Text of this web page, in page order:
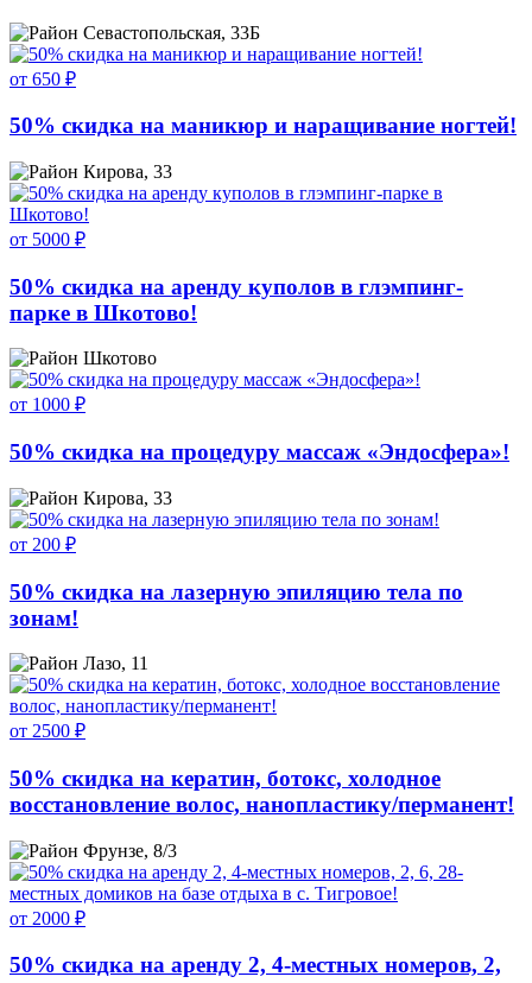
Севастопольская, 33Б
от 650 ₽
50% скидка на маникюр и наращивание ногтей!
Кирова, 33
от 5000 ₽
50% скидка на аренду куполов в глэмпинг-
парке в Шкотово!
Шкотово
от 1000 ₽
50% скидка на процедуру массаж «Эндосфера»!
Кирова, 33
от 200 ₽
50% скидка на лазерную эпиляцию тела по
зонам!
Лазо, 11
от 2500 ₽
50% скидка на кератин, ботокс, холодное
восстановление волос, нанопластику/перманент!
Фрунзе, 8/3
от 2000 ₽
50% скидка на аренду 2, 4-местных номеров, 2,